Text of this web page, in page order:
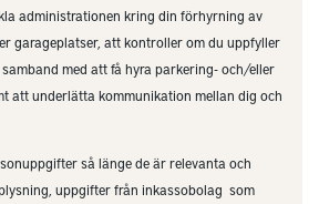
administrationen kring din förhyrning av
garageplatser, att kontroller om du uppfyller
med att få hyra parkering- och/eller
att underlätta kommunikation mellan dig och
så länge de är relevanta och
uppgifter från inkassobolag som